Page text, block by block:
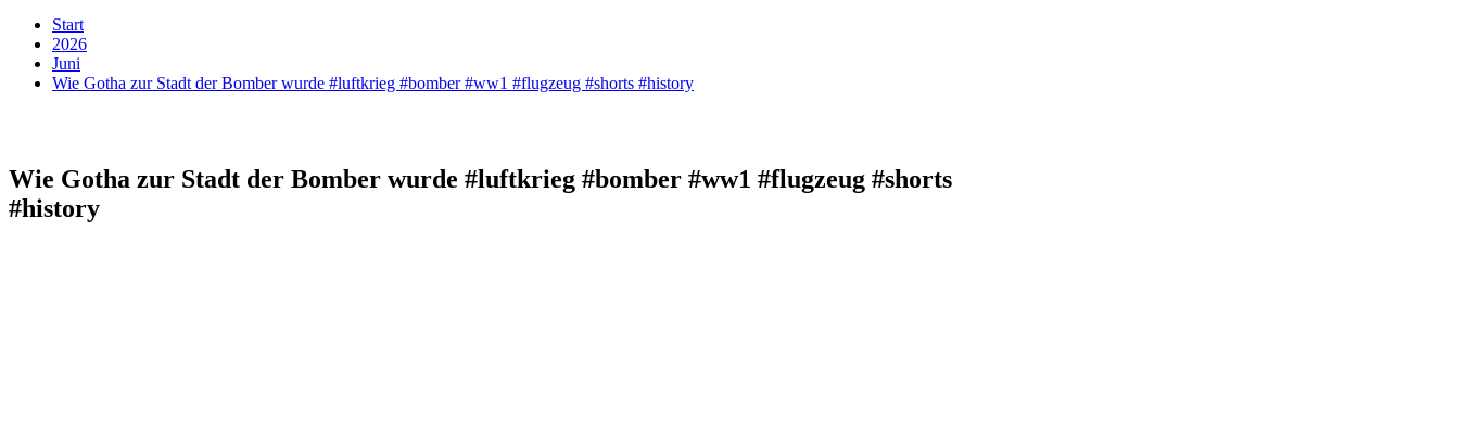
Start
2026
Juni
Wie Gotha zur Stadt der Bomber wurde #luftkrieg #bomber #ww1 #flugzeug #shorts #history
Wie Gotha zur Stadt der Bomber wurde #luftkrieg #bomber #ww1 #flugzeug #shorts
#history